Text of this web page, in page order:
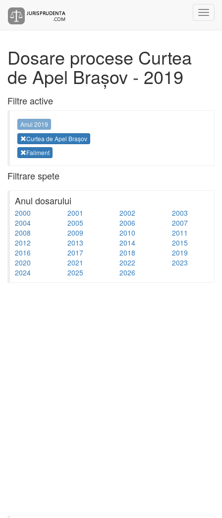
Dosare procese Curtea
de Apel Brașov - 2019
Filtre active
Anul 2019
Curtea de Apel Brașov
Faliment
Filtrare spete
Anul dosarului
2000 2001 2002
2003
2004
2005 2006
2007
2008
2009 2010
2011
2012
2013 2014
2015
2016
2017 2018
2019
2020
2021 2022
2023
2024
2025 2026